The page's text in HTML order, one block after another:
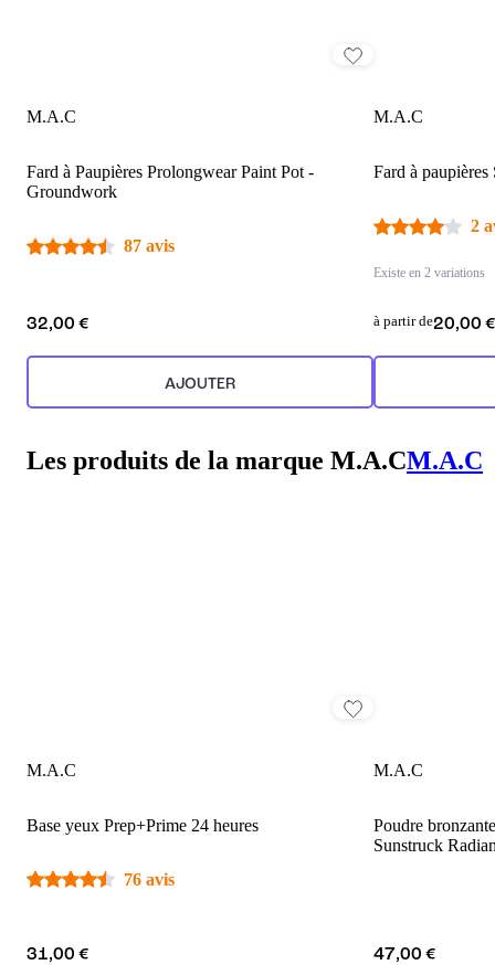
M.A.C
Fard à Paupières Prolongwear Paint Pot -
Groundwork
87 avis
32,00 €
AJOUTER
M.A.C
Fard à paupières
2
Existe en 2 variations
à partir de20,00 €
Les produits de la marque M.A.CM.A.C
M.A.C
Base yeux Prep+Prime 24 heures
76 avis
31,00 €
M.A.C
Poudre
Sunstruck
47,00 €